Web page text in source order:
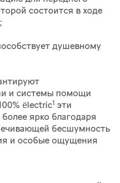
состоится в ходе
душевному
и системы помощи
ëlectric1 эти
ярко благодаря
бесшумность
и особые ощущения